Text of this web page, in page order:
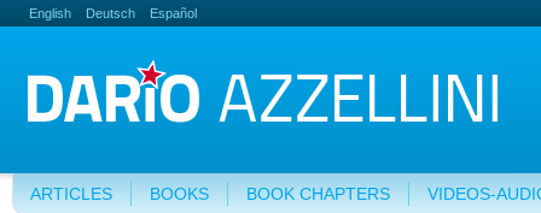
English Deutsch Español
ARTICLES BOOKS BOOK CHAPTERS VIDEOS-